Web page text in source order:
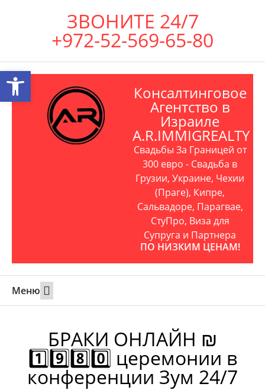
ЗВОНИТЕ 24/7
+972-52-569-65-80
Консалтинговое
Агентство в
Израиле
A.R.IMMIGREALTY
Свадьбы За Границей от
300 евро - Свадьба в
Грузии, Украине, Чехии
(Праге), Кипре,
Сальвадоре, Парагвае,
СтуПро, Виза для
Супруга и Партнера
ПО НИЗКИМ ЦЕНАМ!
Меню
БРАКИ ОНЛАЙН ₪
1️⃣9️⃣8️⃣0️⃣ церемонии в
конференции Зум 24/7
Открыть панель инструментов